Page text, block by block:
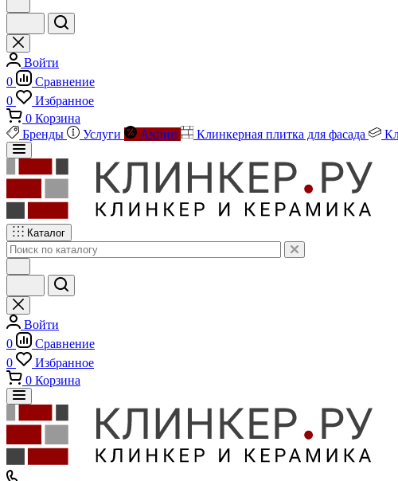
Войти
0
Сравнение
0
Избранное
0 Корзина
Бренды
Услуги Акции Клинкерная плитка для фасада
Каталог
Войти
0
Сравнение
0
Избранное
0 Корзина